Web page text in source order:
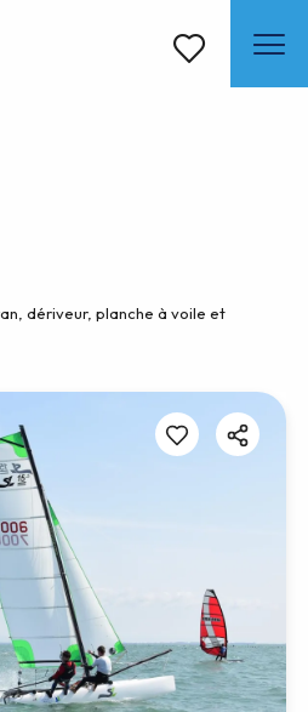
Voir les favoris
dériveur, planche à voile et